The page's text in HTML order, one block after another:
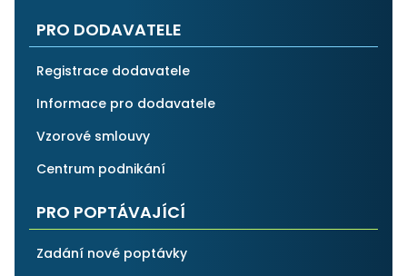
PRO DODAVATELE
Registrace dodavatele
Informace pro dodavatele
Vzorové smlouvy
Centrum podnikání
PRO POPTÁVAJÍCÍ
Zadání nové poptávky